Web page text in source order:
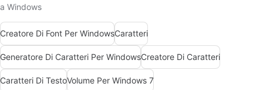
a Windows
Creatore Di Font Per WindowsCaratteri
Generatore Di Caratteri Per WindowsCreatore Di Caratteri
Caratteri Di TestoVolume Per Windows 7